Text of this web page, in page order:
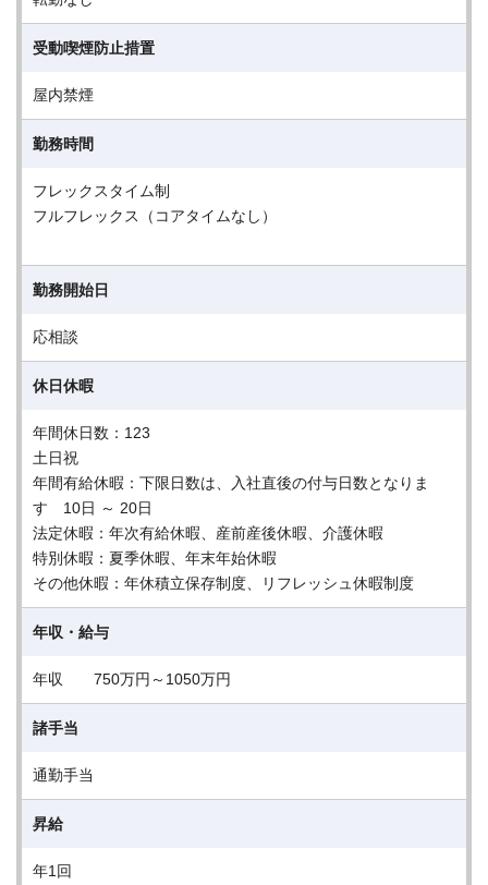
受動喫煙防止措置
屋内禁煙
勤務時間
フレックスタイム制
フルフレックス（コアタイムなし）
勤務開始日
応相談
休日休暇
年間休日数：123
土日祝
年間有給休暇：下限日数は、入社直後の付与日数となりま
す 10日 ～ 20日
法定休暇：年次有給休暇、産前産後休暇、介護休暇
特別休暇：夏季休暇、年末年始休暇
その他休暇：年休積立保存制度、リフレッシュ休暇制度
年収・給与
年収 750万円～1050万円
諸手当
通勤手当
昇給
年1回